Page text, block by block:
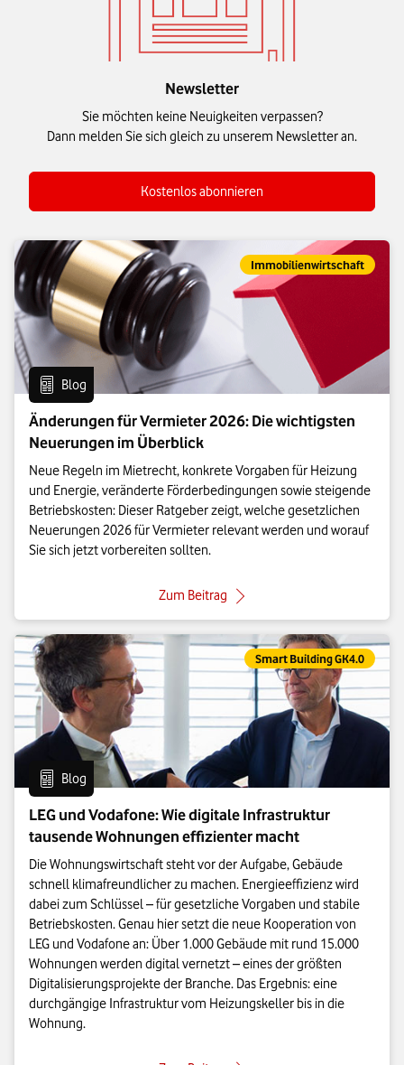
Newsletter
Sie möchten keine Neuigkeiten verpassen?
Dann melden Sie sich gleich zu unserem Newsletter an.
Kostenlos abonnieren
Eintrag gehört zur Kategorie:
Immobilienwirtschaft
Eintrag vom Format:
Blog
Änderungen für Vermieter 2026: Die wichtigsten
Neuerungen im Überblick
Neue Regeln im Mietrecht, konkrete Vorgaben für Heizung
und Energie, veränderte Förderbedingungen sowie steigende
Betriebskosten: Dieser Ratgeber zeigt, welche gesetzlichen
Neuerungen 2026 für Vermieter relevant werden und worauf
Sie sich jetzt vorbereiten sollten.
Zum Beitrag: Änderungen für Vermieter
Eintrag gehört zur Kategorie:
Smart Building GK4.0
Eintrag vom Format:
Blog
LEG und Vodafone: Wie digitale Infrastruktur
tausende Wohnungen effizienter macht
Die Wohnungswirtschaft steht vor der Aufgabe, Gebäude
schnell klimafreundlicher zu machen. Energieeffizienz wird
dabei zum Schlüssel – für gesetzliche Vorgaben und stabile
Betriebskosten. Genau hier setzt die neue Kooperation von
LEG und Vodafone an: Über 1.000 Gebäude mit rund 15.000
Wohnungen werden digital vernetzt – eines der größten
Digitalisierungsprojekte der Branche. Das Ergebnis: eine
durchgängige Infrastruktur vom Heizungskeller bis in die
Wohnung.